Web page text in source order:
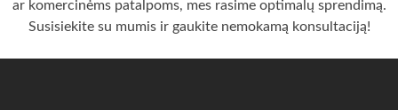
ar komercinėms patalpoms, mes rasime optimalų sprendimą.
Susisiekite su mumis ir gaukite nemokamą konsultaciją!